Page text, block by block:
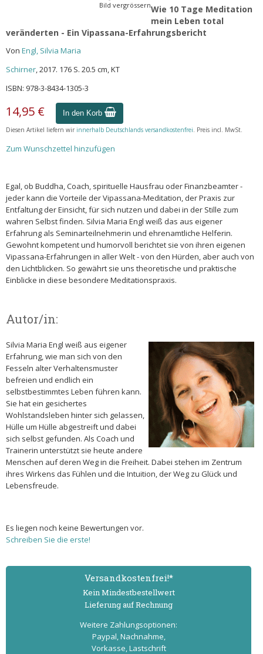
Bild vergrössernWie 10 Tage Meditation
mein Leben total
veränderten - Ein Vipassana-Erfahrungsbericht
Von Engl, Silvia Maria
Schirner, 2017. 176 S. 20.5 cm, KT
ISBN: 978-3-8434-1305-3
14,95 € In den Korb
Diesen Artikel liefern wir innerhalb Deutschlands versandkostenfrei. Preis incl. MwSt.
Zum Wunschzettel hinzufügen
Egal, ob Buddha, Coach, spirituelle Hausfrau oder Finanzbeamter -
jeder kann die Vorteile der Vipassana-Meditation, der Praxis zur
Entfaltung der Einsicht, für sich nutzen und dabei in der Stille zum
wahren Selbst finden. Silvia Maria Engl weiß das aus eigener
Erfahrung als Seminarteilnehmerin und ehrenamtliche Helferin.
Gewohnt kompetent und humorvoll berichtet sie von ihren eigenen
Vipassana-Erfahrungen in aller Welt - von den Hürden, aber auch von
den Lichtblicken. So gewährt sie uns theoretische und praktische
Einblicke in diese besondere Meditationspraxis.
Autor/in:
Silvia Maria Engl weiß aus eigener
Erfahrung, wie man sich von den
Fesseln alter Verhaltensmuster
befreien und endlich ein
selbstbestimmtes Leben führen kann.
Sie hat ein gesichertes
Wohlstandsleben hinter sich gelassen,
Hülle um Hülle abgestreift und dabei
sich selbst gefunden. Als Coach und
Trainerin unterstützt sie heute andere
Menschen auf deren Weg in die Freiheit. Dabei stehen im Zentrum
ihres Wirkens das Fühlen und die Intuition, der Weg zu Glück und
Lebensfreude.
Es liegen noch keine Bewertungen vor.
Schreiben Sie die erste!
Versand­kostenfrei!*
Kein Mindest­bestell­wert
Lieferung auf Rechnung
Weitere Zahlungs­optionen:
Paypal, Nachnahme,
Vorkasse, Lastschrift